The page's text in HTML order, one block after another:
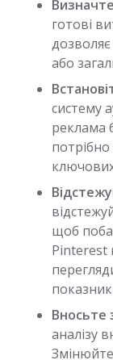
готові
або
систему
реклама
ключових
щоб
Pinterest
Вносьте
аналізу